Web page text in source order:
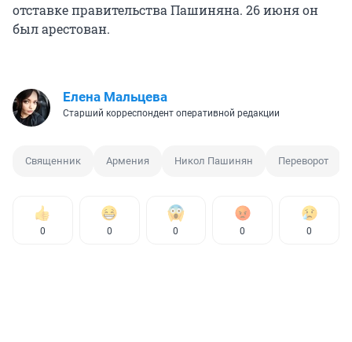
отставке правительства Пашиняна. 26 июня он
был арестован.
Елена Мальцева
Старший корреспондент оперативной редакции
Священник Армения Никол Пашинян Переворот
0 0 0 0 0